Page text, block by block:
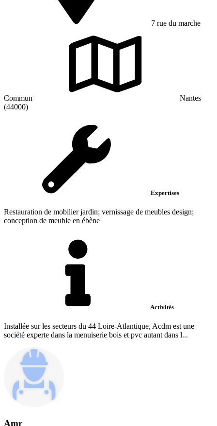
7 rue du marche
Commun
Nantes
(44000)
Expertises
Restauration de mobilier jardin; vernissage de meubles design;
conception de meuble en ébène
Activités
Installée sur les secteurs du 44 Loire-Atlantique, Acdm est une
société experte dans la menuiserie bois et pvc autant dans l...
Amr